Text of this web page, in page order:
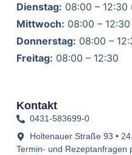
Dienstag: 08:00 – 12:30
Mittwoch: 08:00 – 12:30
Donnerstag: 08:00 –
Freitag: 08:00 – 12:30
Kontakt
0431-583699-0
Holtenauer Straße 93 •
Termin- und Rezeptanfragen